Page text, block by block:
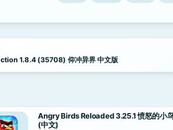
1.8.4 (35708) 仰冲异界 中文版
Angry Birds Reloaded 3.25.1 愤怒的小
(中文)